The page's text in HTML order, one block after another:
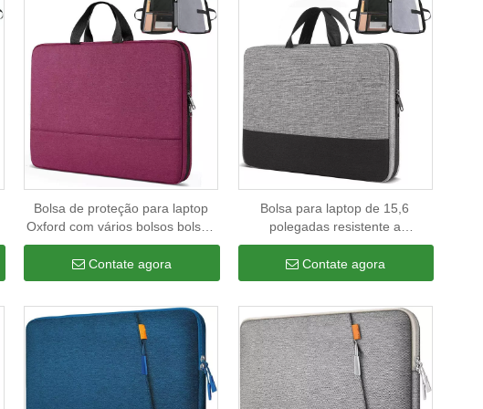
Bolsa de proteção para laptop
Oxford com vários bolsos bolsas
mensageira personalizadas à
prova d'água para laptop
Contate agora
Bolsa para laptop de 15,6
polegadas resistente a
arranhões Bolsa para laptop com
proteção de 3 camadas à prova
d'água
Contate agora